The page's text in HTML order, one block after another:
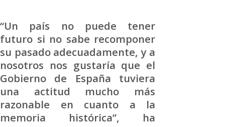
“Un país no puede tener
futuro si no sabe recomponer
su pasado adecuadamente, y a
nosotros nos gustaría que el
Gobierno de España tuviera
una actitud mucho más
razonable en cuanto a la
memoria histórica”, ha